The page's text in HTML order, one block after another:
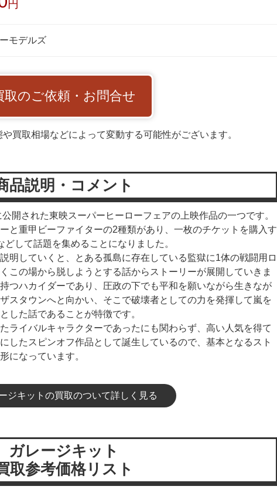
円
モデルズ
取のご依頼・お問合せ
買取相場などによって変動する可能性がございます。
品説明・コメント
開された東映スーパーヒーローフェアの上映作品の一つです。
と重甲ビーファイターの2種類があり、一枚のチケットを購入す
して話題を集めることになりました。
明していくと、とある孤島に存在している監獄に1体の戦闘用ロ
この場から脱しようとする話からストーリーが展開していきま
つハカイダーであり、圧政の下でも平和を願いながら生きなが
スタウンへと向かい、そこで破壊者としての力を発揮して嵐を
した話であることが特徴です。
ライバルキャラクターであったにも関わらず、高い人気を得て
したスピンオフ作品として誕生しているので、基本となるスト
になっています。
ジキットの買取のついて詳しく見る
ガレージキット
取参考価格リスト